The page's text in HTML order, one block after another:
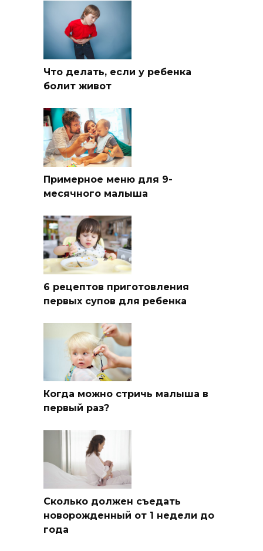
Что делать, если у ребенка
болит живот
Примерное меню для 9-
месячного малыша
6 рецептов приготовления
первых супов для ребенка
Когда можно стричь малыша в
первый раз?
Сколько должен съедать
новорожденный от 1 недели до
года